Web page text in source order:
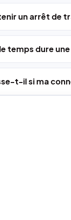
un arrêt de
temps dure
t-il si ma